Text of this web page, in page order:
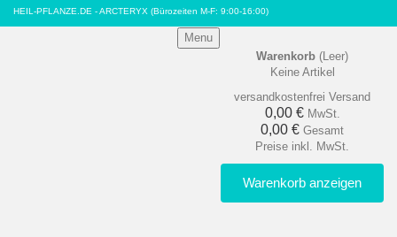
HEIL-PFLANZE.DE - ARCTERYX (Bürozeiten M-F: 9:00-16:00)
Menu
Warenkorb (Leer)
Keine Artikel
versandkostenfrei Versand
0,00 € MwSt.
0,00 € Gesamt
Preise inkl. MwSt.
Warenkorb anzeigen